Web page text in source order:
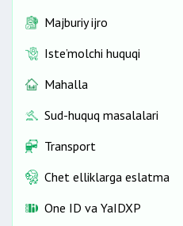
Majburiy ijro
Iste’molchi huquqi
Mahalla
Sud-huquq masalalari
Transport
Chet elliklarga eslatma
One ID vа YaIDXP